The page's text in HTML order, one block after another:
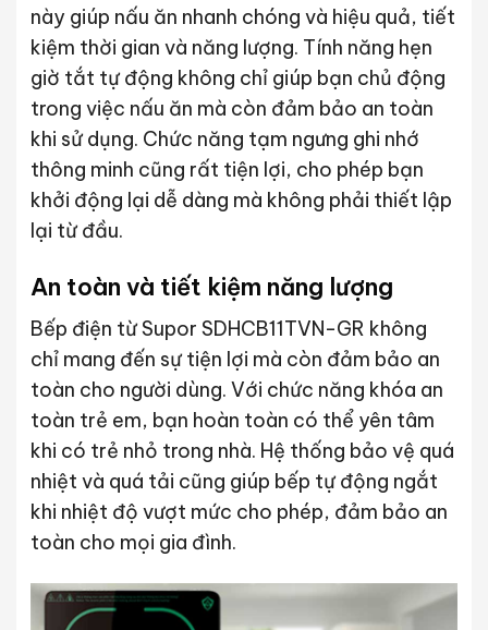
này giúp nấu ăn nhanh chóng và hiệu quả, tiết
kiệm thời gian và năng lượng. Tính năng hẹn
giờ tắt tự động không chỉ giúp bạn chủ động
trong việc nấu ăn mà còn đảm bảo an toàn
khi sử dụng. Chức năng tạm ngưng ghi nhớ
thông minh cũng rất tiện lợi, cho phép bạn
khởi động lại dễ dàng mà không phải thiết lập
lại từ đầu.
An toàn và tiết kiệm năng lượng
Bếp điện từ Supor SDHCB11TVN-GR không
chỉ mang đến sự tiện lợi mà còn đảm bảo an
toàn cho người dùng. Với chức năng khóa an
toàn trẻ em, bạn hoàn toàn có thể yên tâm
khi có trẻ nhỏ trong nhà. Hệ thống bảo vệ quá
nhiệt và quá tải cũng giúp bếp tự động ngắt
khi nhiệt độ vượt mức cho phép, đảm bảo an
toàn cho mọi gia đình.